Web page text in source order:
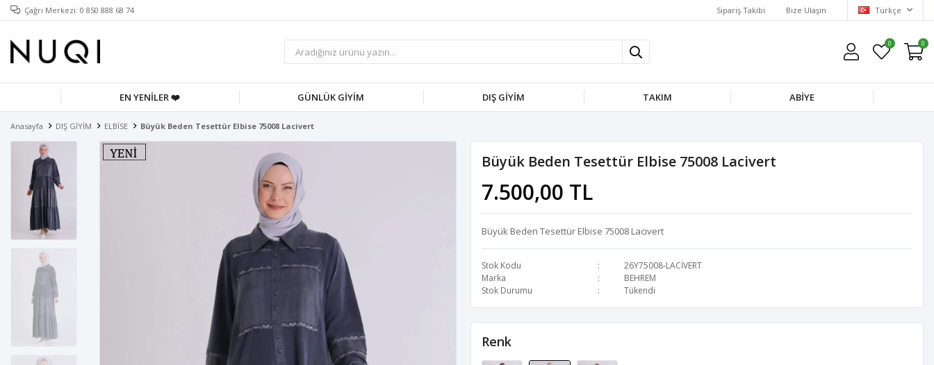
Çağrı Merkezi: 0 850 888 68 74 Sipariş Takibi Bize Ulaşın Türkçe
0 0
EN YENİLER ❤️ GÜNLÜK GİYİM DIŞ GİYİM TAKIM ABİYE
Anasayfa DIŞ GİYİM ELBİSE Büyük Beden Tesettür Elbise 75008 Lacivert
Büyük Beden Tesettür Elbise 75008 Lacivert
7.500,00 TL
Büyük Beden Tesettür Elbise 75008 Lacivert
Stok Kodu
26Y75008-LACİVERT
Marka
BEHREM
Stok Durumu
Tükendi
Renk